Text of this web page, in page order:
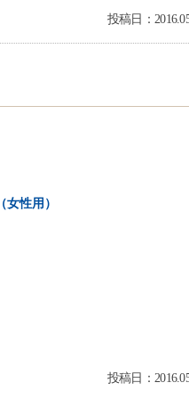
投稿日：
性用）
投稿日：